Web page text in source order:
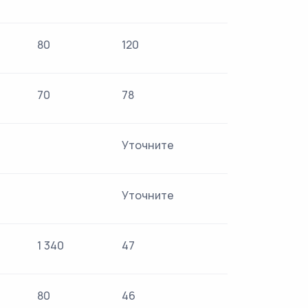
80 120
70 78
Уточните
Уточните
1 340 47
80 46